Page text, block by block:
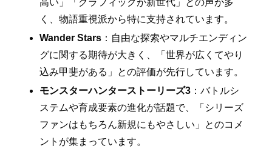
く、物語重視派から特に支持されています。
Wander Stars ：自由な探索やマルチエンディン
グに関する期待が大きく、「世界が広くてやり
込み甲斐がある」との評価が先行しています。
モンスターハンターストーリーズ3 ：バトルシ
ステムや育成要素の進化が話題で、「シリーズ
ファンはもちろん新規にもやさしい」とのコメ
ントが集まっています。